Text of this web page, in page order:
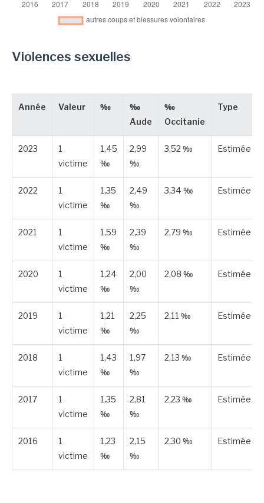
Violences sexuelles
Année Valeur ‰
‰
Aude
‰
Occitanie
Type
2023
1
victime
1,45
‰
2,99
‰
3,52 ‰ Estimée
2022
1
victime
1,35
‰
2,49
‰
3,34 ‰ Estimée
2021
1
victime
1,59
‰
2,39
‰
2,79 ‰ Estimée
2020
1
victime
1,24
‰
2,00
‰
2,08 ‰ Estimée
2019
1
victime
1,21
‰
2,25
‰
2,11 ‰ Estimée
2018
1
victime
1,43
‰
1,97
‰
2,13 ‰ Estimée
2017
1
victime
1,35
‰
2,81
‰
2,23 ‰ Estimée
2016
1
victime
1,23
‰
2,15
‰
2,30 ‰ Estimée